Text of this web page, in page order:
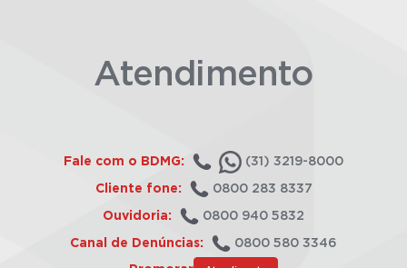
Atendimento
Fale com o BDMG: (31) 3219-8000
Cliente fone: 0800 283 8337
Ouvidoria: 0800 940 5832
Canal de Denúncias: 0800 580 3346